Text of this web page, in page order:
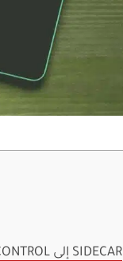
قم بالتبديل من وضع UNIVERSAL CONTROL إلى SIDECAR